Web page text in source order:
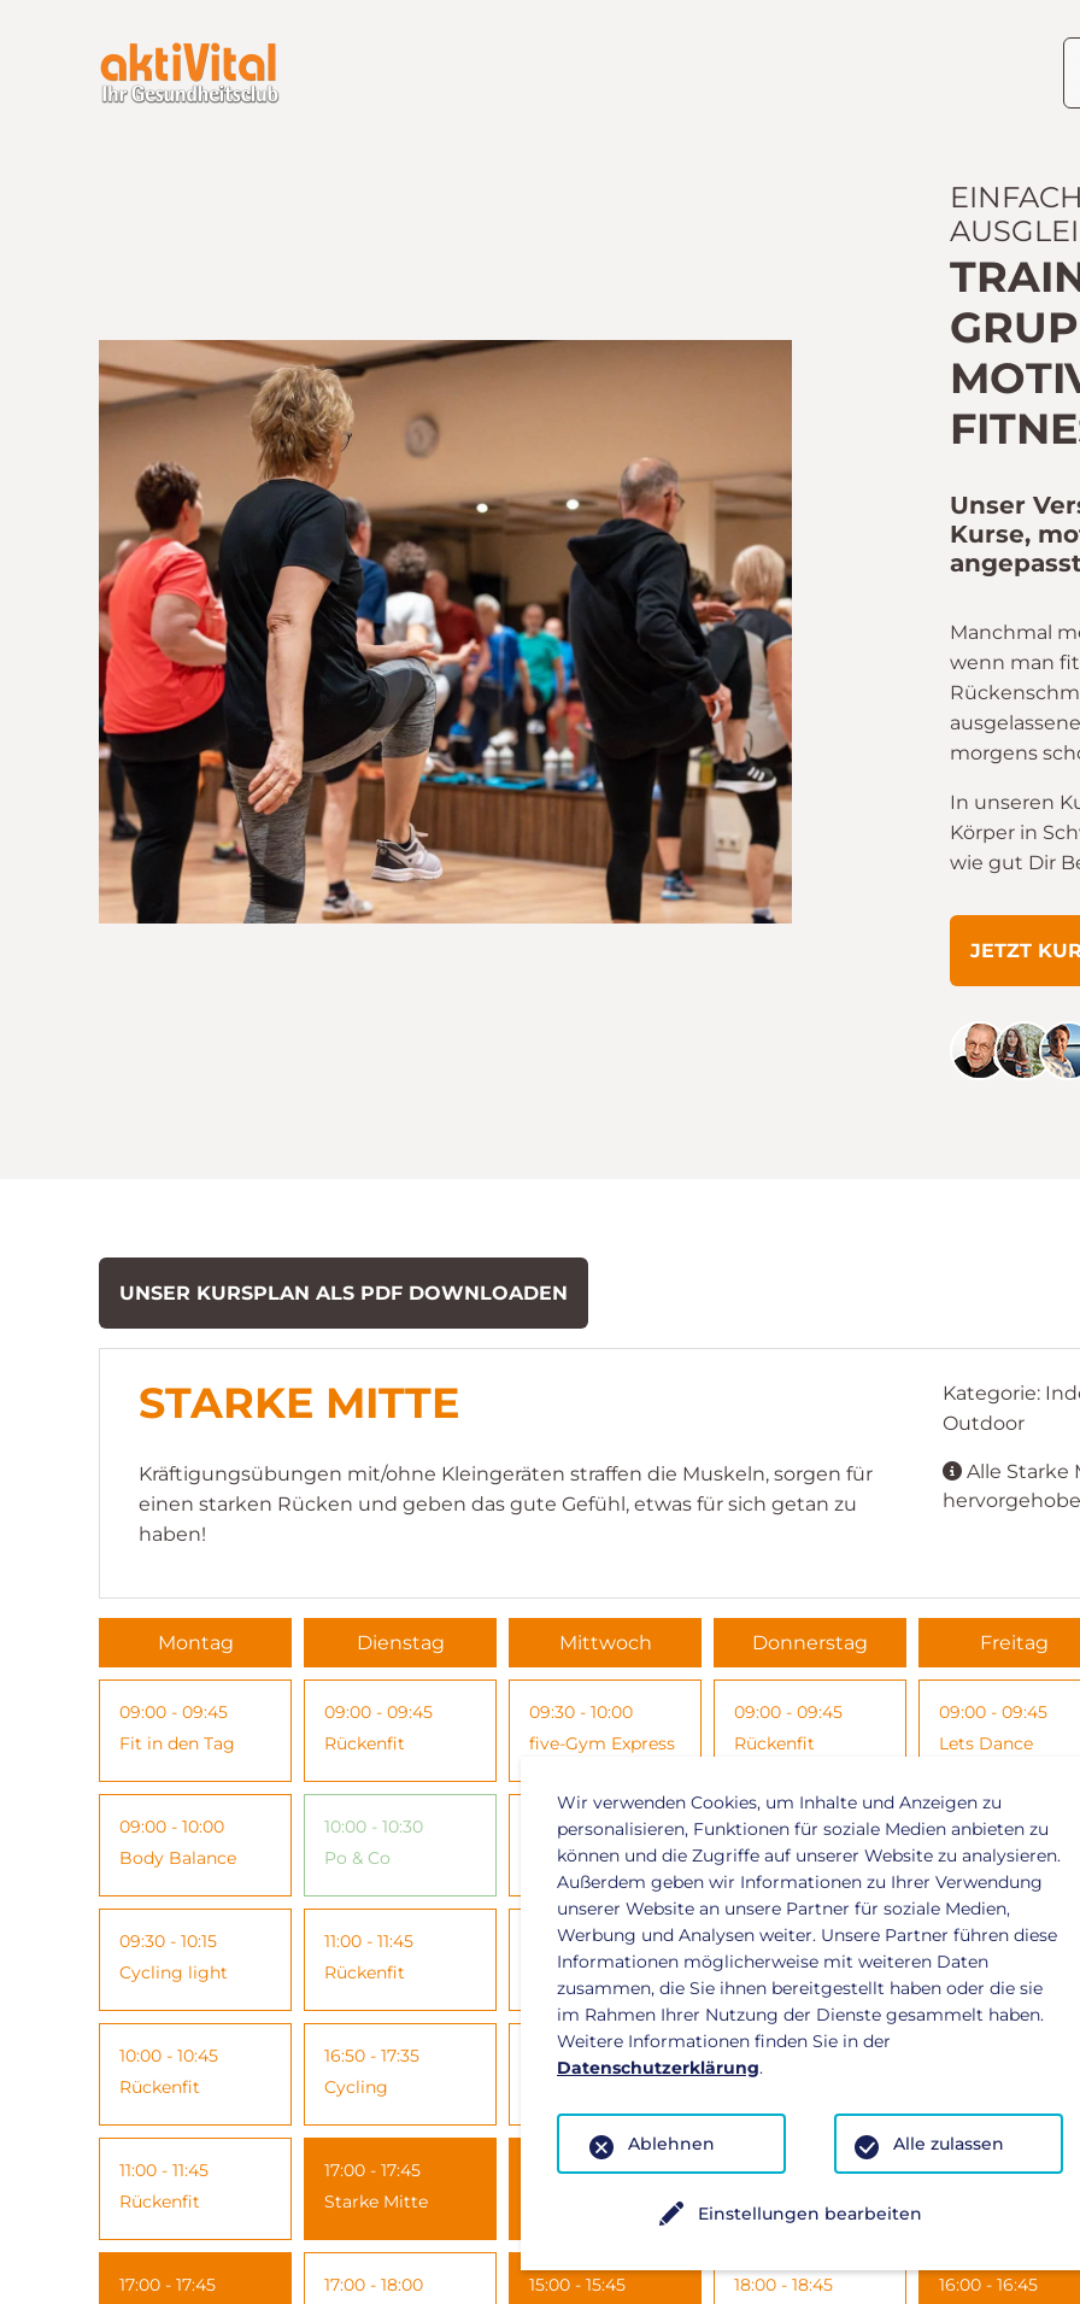
Unser
Kurse,
Manchmal
wenn man
morgens
In unseren
Körper in
wie gut Dir
JETZT
UNSER KURSPLAN ALS PDF DOWNLOADEN
STARKE MITTE
Kräftigungsübungen mit/ohne Kleingeräten straffen die Muskeln, sorgen für
einen starken Rücken und geben das gute Gefühl, etwas für sich getan zu
haben!
Kategorie:
Outdoor
Alle Starke
Montag
09:00 - 09:45
Fit in den Tag
09:00 - 10:00
Body Balance
09:30 - 10:15
Cycling light
10:00 - 10:45
Rückenfit
11:00 - 11:45
Rückenfit
17:00 - 17:45
Dienstag
09:00 - 09:45
Rückenfit
10:00 - 10:30
Po & Co
11:00 - 11:45
Rückenfit
16:50 - 17:35
Cycling
17:00 - 17:45
Starke Mitte
17:00 - 18:00
Mittwoch
09:30 - 10:00
five-Gym Express
10:00 - 11:00
Body Balance
10:00 - 10:45
Rückenfit
14:00 - 14:45
15:00 - 15:45
Donnerstag
09:00 - 09:45
Rückenfit
10:00 - 10:45
Pilates
11:00 - 11:45
Top Fit
17:30 - 18:00
Iron Fit
18:00 - 18:45
Freitag
09:00 - 09:45
Lets Dance
10:00 - 10:45
Rückenfit
10:00 - 10:45
Fit For Weekend
12:00 - 12:45
16:00 - 16:45
Wir verwenden Cookies, um Inhalte und Anzeigen zu
personalisieren, Funktionen für soziale Medien anbieten zu
können und die Zugriffe auf unserer Website zu analysieren.
Außerdem geben wir Informationen zu Ihrer Verwendung
unserer Website an unsere Partner für soziale Medien,
Werbung und Analysen weiter. Unsere Partner führen diese
Informationen möglicherweise mit weiteren Daten
zusammen, die Sie ihnen bereitgestellt haben oder die sie
im Rahmen Ihrer Nutzung der Dienste gesammelt haben.
Weitere Informationen finden Sie in der
Datenschutzerklärung.
Einstellungen bearbeiten
Ablehnen Alle zulassen